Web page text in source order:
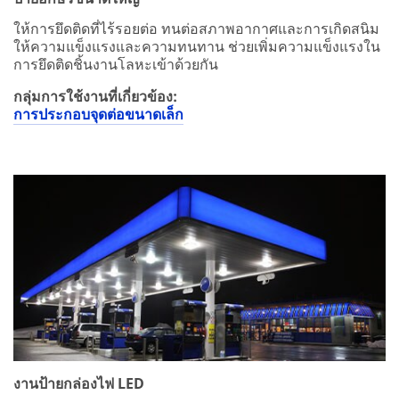
ให้การยึดติดที่ไร้รอยต่อ ทนต่อสภาพอากาศและการเกิดสนิม
ให้ความแข็งแรงและความทนทาน ช่วยเพิ่มความแข็งแรงใน
การยึดติดชิ้นงานโลหะเข้าด้วยกัน
กลุ่มการใช้งานที่เกี่ยวข้อง:
การประกอบจุดต่อขนาดเล็ก
งานป้ายกล่องไฟ LED